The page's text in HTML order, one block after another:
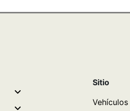
Sitio
Vehículos